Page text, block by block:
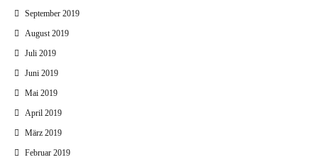
September 2019
August 2019
Juli 2019
Juni 2019
Mai 2019
April 2019
März 2019
Februar 2019